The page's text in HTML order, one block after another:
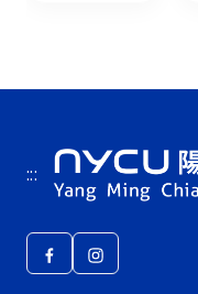
:::